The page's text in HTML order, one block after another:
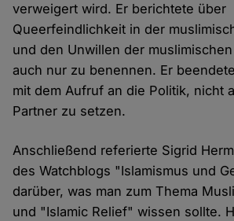
verweigert wird. Er berichtete über
Queerfeindlichkeit in der
und den Unwillen der
auch nur zu benennen. Er
mit dem Aufruf an die Politik, nicht
Partner zu setzen.
Anschließend referierte Sigrid
des Watchblogs "Islamismus und
darüber, was man zum Thema
und "Islamic Relief" wissen sollte.